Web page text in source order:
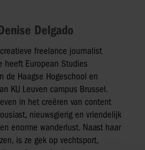
Delgado
freelance journalist
heeft European Studies
de Haagse Hogeschool en
KU Leuven campus Brussel.
in het creëren van content
nieuwsgierig en vriendelijk
enorme wanderlust. Naast haar
is ze gek op vechtsport,